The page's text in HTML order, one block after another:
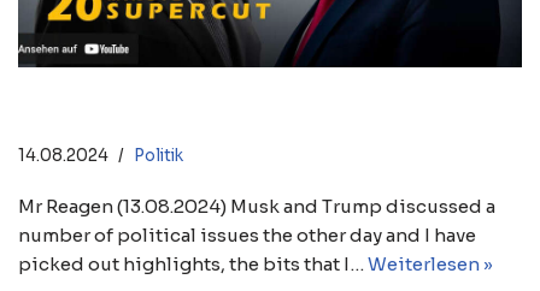
14.08.2024 Politik
Mr Reagen (13.08.2024) Musk and Trump discussed a
number of political issues the other day and I have
picked out highlights, the bits that I…Weiterlesen »